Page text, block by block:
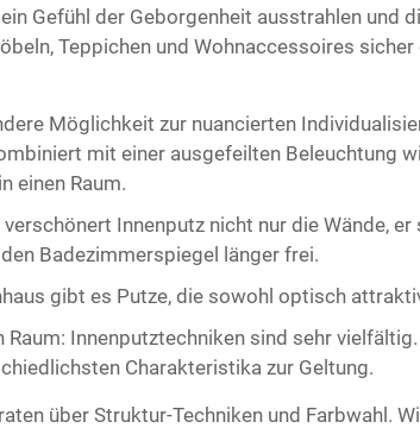
Gefühl der Geborgenheit ausstrahlen
Teppichen und Wohnaccessoires
Möglichkeit zur nuancierten
mit einer ausgefeilten Beleuchtung
einen Raum.
Innenputz nicht nur die Wände,
Badezimmerspiegel länger frei.
gibt es Putze, die sowohl optisch
Raum: Innenputztechniken sind sehr
Charakteristika zur Geltung.
über Struktur-Techniken und Farbwahl.